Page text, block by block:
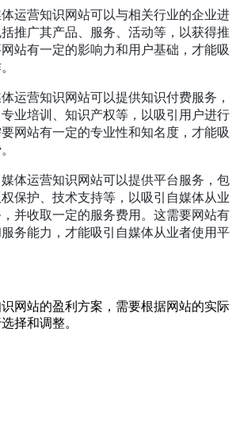
运营知识网站可以与相关行业的企业进
推广其产品、服务、活动等，以获得推
站有一定的影响力和用户基础，才能吸
运营知识网站可以提供知识付费服务，
业培训、知识产权等，以吸引用户进行
网站有一定的专业性和知名度，才能吸
体运营知识网站可以提供平台服务，包
保护、技术支持等，以吸引自媒体从业
并收取一定的服务费用。这需要网站有
务能力，才能吸引自媒体从业者使用平
网站的盈利方案，需要根据网站的实际
择和调整。